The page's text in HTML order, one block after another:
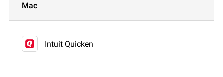
Mac
Intuit Quicken